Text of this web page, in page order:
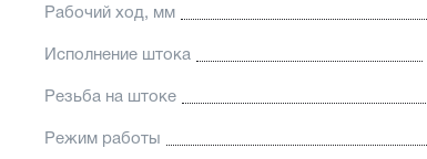
Рабочий ход, мм
Исполнение штока
Резьба на штоке
Режим работы